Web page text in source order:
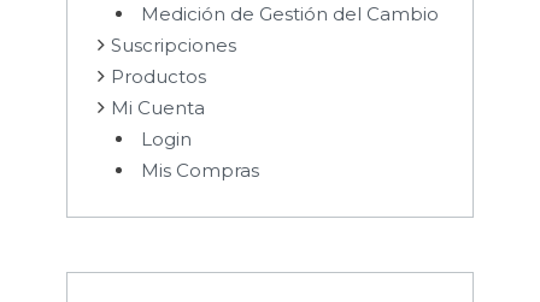
Medición de Gestión del Cambio
Suscripciones
Productos
Mi Cuenta
Login
Mis Compras